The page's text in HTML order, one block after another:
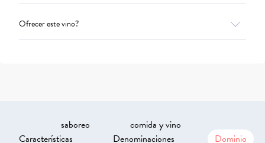
Ofrecer este vino?
saboreo
comida y vino
Características
Denominaciones Dominio